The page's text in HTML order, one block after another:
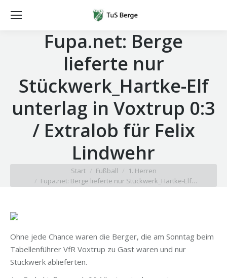
Fupa.net: Berge
lieferte nur
Stückwerk_Hartke-Elf
unterlag in Voxtrup 0:3
/ Extralob für Felix
Lindwehr
Sie befinden sich hier:
Start Fußball
1. Herren
Fupa.net: Berge lieferte nur Stückwerk_Hartke-Elf…
Ohne jede Chance waren die Berger, die am Sonntag beim
Tabellenführer VfR Voxtrup zu Gast waren und nur
Stückwerk ablieferten.